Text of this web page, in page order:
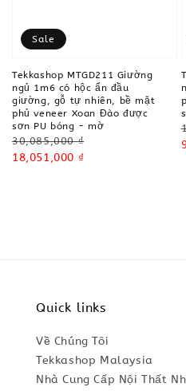
Sale
Tekkashop MTGD211 Giường
ngủ 1m6 có hộc ẩn đầu
giường, gỗ tự nhiên, bề mặt
phủ veneer Xoan Đào được
sơn PU bóng - mờ
Regular
price
30,085,000 ₫
Sale
18,051,000 ₫
Quick links
Về Chúng Tôi
Tekkashop Malaysia
Nhà Cung Cấp Nội Thất